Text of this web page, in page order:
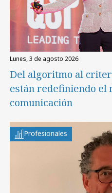
lunes, 3 de agosto 2026
Del algoritmo al
están redefiniendo el
comunicación
Profesionales